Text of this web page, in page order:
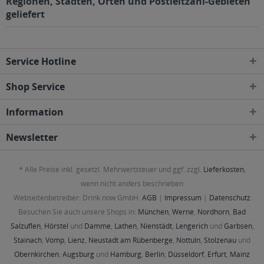
geliefert
Service Hotline
Shop Service
Information
Newsletter
* Alle Preise inkl. gesetzl. Mehrwertsteuer und ggf. zzgl. Lieferkosten,
wenn nicht anders beschrieben
Webseitenbetreiber: Drink now GmbH: AGB | Impressum | Datenschutz
Besuchen Sie auch unsere Shops in: München, Werne, Nordhorn, Bad
Salzuflen, Hörstel und Damme, Lathen, Nienstädt, Lengerichund Garbsen,
Stainach, Vomp, Lienz, Neustadt am Rübenberge, Nottuln, Stolzenau und
Obernkirchen, Augsburg und Hamburg, Berlin, Düsseldorf, Erfurt, Mainz